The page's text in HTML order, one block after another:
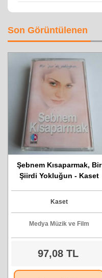
Son Görüntülenen
Şebnem Kısaparmak, Bir
Şiirdi Yokluğun - Kaset
Kaset
Medya Müzik ve Film
97,08 TL